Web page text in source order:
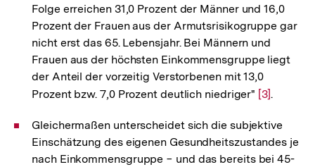
Folge erreichen 31,0 Prozent der Männer und 16,0
Prozent der Frauen aus der Armutsrisikogruppe gar
nicht erst das 65. Lebensjahr. Bei Männern und
Frauen aus der höchsten Einkommensgruppe liegt
der Anteil der vorzeitig Verstorbenen mit 13,0
Prozent bzw. 7,0 Prozent deutlich niedriger" Zur
der
Fußnote
[3].
Gleichermaßen unterscheidet sich die subjektive
Einschätzung des eigenen Gesundheitszustandes je
nach Einkommensgruppe − und das bereits bei 45-